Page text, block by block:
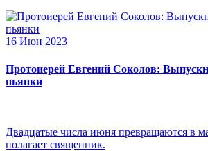
16 Июн 2023
Протоиерей Евгений Соколов:
пьянки
Двадцатые числа июня превращаются в
полагает священник.